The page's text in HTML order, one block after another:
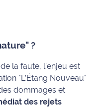
?
la faute, l’enjeu est
"L’Étang Nouveau"
dommages et
des rejets